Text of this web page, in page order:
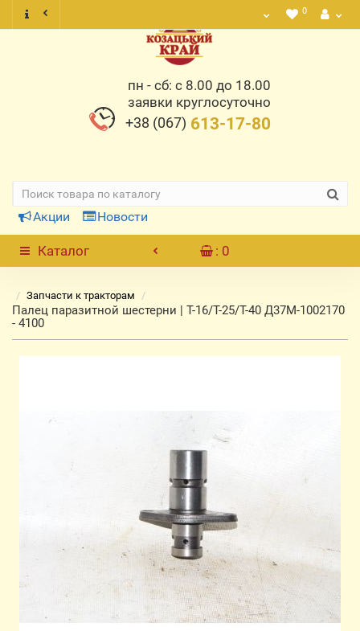
0
пн - сб: с 8.00 до 18.00
заявки круглосуточно
+38 (067) 613-17-80
Акции Новости
Каталог : 0
Запчасти к тракторам
Палец паразитной шестерни | Т-16/Т-25/Т-40 Д37М-1002170
- 4100